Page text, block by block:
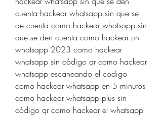
cuenta hackear whatsapp sin que se
de cuenta como hackear whatsapp sin
que se den cuenta como hackear un
whatsapp 2023 como hackear
whatsapp sin código qr como hackear
whatsapp escaneando el codigo
como hackear whatsapp en 5 minutos
como hackear whatsapp plus sin
código qr como hackear el whatsapp